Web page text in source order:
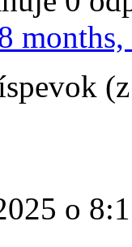
months,
o